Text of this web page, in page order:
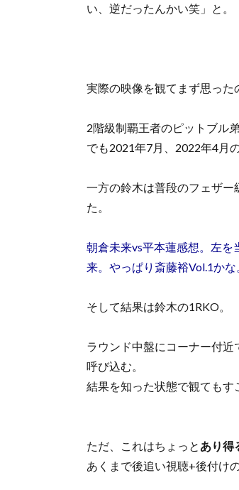
い、逆だったんかい笑」と。
実際の映像を観てまず思った
2階級制覇王者のピットブル
でも2021年7月、2022年4月
一方の鈴木は普段のフェザ
た。
朝倉未来vs平本蓮感想。左を
来。やっぱり斎藤裕Vol.1か
そして結果は鈴木の1RKO。
ラウンド中盤にコーナー付
呼び込む。
結果を知った状態で観てもす
ただ、これはちょっと あり得
あくまで後追い視聴+後付け